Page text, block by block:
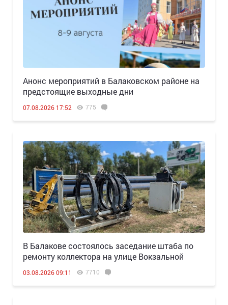
Анонс мероприятий в Балаковском районе на
предстоящие выходные дни
07.08.2026 17:52 775
В Балакове состоялось заседание штаба по
ремонту коллектора на улице Вокзальной
03.08.2026 09:11 7710